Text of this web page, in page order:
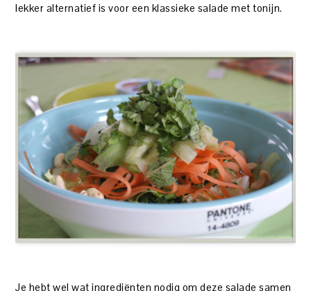
lekker alternatief is voor een klassieke salade met tonijn.
Je hebt wel wat ingrediënten nodig om deze salade samen